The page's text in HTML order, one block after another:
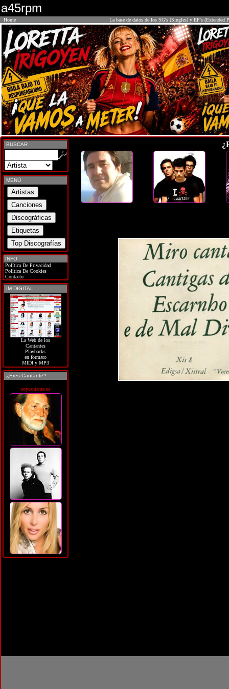
a45rpm
Home La base de datos de los SG's (Singles) y EP's (Extended
BUSCAR
MENÚ
INFO
Política De Privacidad
Política De Cookies
Contacto
IM DIGITAL
La Web de los
Cantantes
Playbacks
en formato
MIDI y MP3
¿Eres Cantante?
soycantante.es